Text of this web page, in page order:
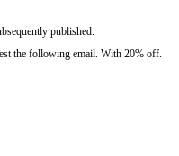
published.
the following email. With 20% off.